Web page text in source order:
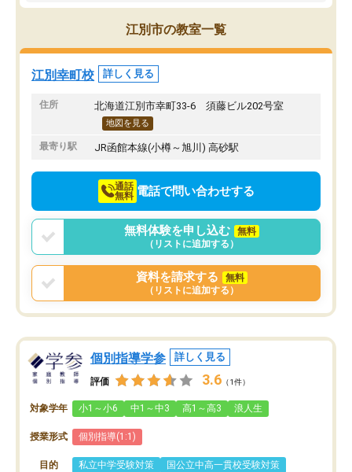
ないかな？と感じます。
また駅前にあるのでアクセスは良いで
すが駐車場がないのでお迎えの際に近
隣のコインパーキングを利用または路
上駐車をするしかない点が少し不便で
熱心で、一人ひとりの苦
前より勉強に前向きに取
りたいと思える塾です。
江別市の教室一覧
江別幸町校 詳しく見る
住所 北海道江別市幸町33-6 須藤ビル202号室
地図を見る
最寄り駅 JR函館本線(小樽～旭川) 高砂駅
通話
無料 電話で問い合わせする
無料体験を申し込む
無料
（リストに追加する）
資料を請求する
無料
（リストに追加する）
個別指導学参 詳しく見る
評価 3.6 （1件）
対象学年 小1～小6 中1～中3 高1～高3 浪人生
授業形式 個別指導(1:1)
目的 私立中学受験対策
国公立中高一貫校受験対策